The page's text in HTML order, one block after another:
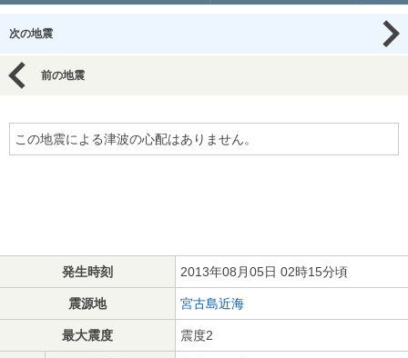
次の地震
前の地震
この地震による津波の心配はありません。
発生時刻 2013年08月05日 02時15分頃
震源地 宮古島近海
最大震度 震度2